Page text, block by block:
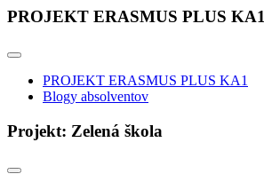
PROJEKT ERASMUS PLUS KA1
PROJEKT ERASMUS PLUS KA1
Blogy absolventov
Projekt: Zelená škola